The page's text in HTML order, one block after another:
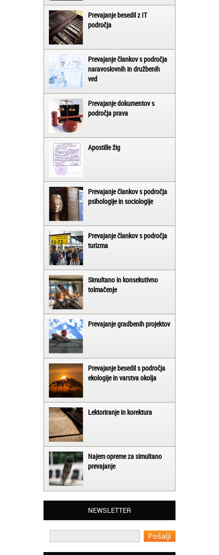
Prevajanje besedil z IT
področja
Prevajanje člankov s področja
naravoslovnih in družbenih
ved
Prevajanje dokumentov s
področja prava
Apostille žig
Prevajanje člankov s področja
psihologije in sociologije
Prevajanje člankov s področja
turizma
Simultano in konsekutivno
tolmačenje
Prevajanje gradbenih projektov
Prevajanje besedil s področja
ekologije in varstva okolja
Lektoriranje in korektura
Najem opreme za simultano
prevajanje
NEWSLETTER
Matjaž iz Ajdovščine:
Lahko pohvalim vse zaposlene v Akademiji
Oxford, ker so resnično profesionalni in
prevajalske storitve opravljajo hitro in